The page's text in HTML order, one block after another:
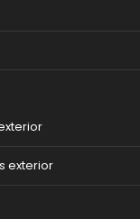
exterior